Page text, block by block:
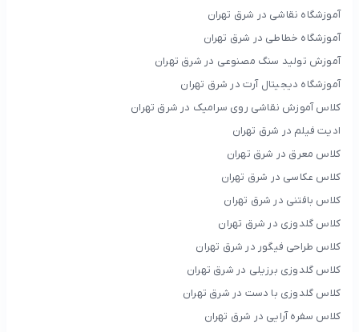
آموزشگاه نقاشی در شرق تهران
آموزشگاه خطاطی در شرق تهران
آموزش تولید سنگ مصنوعی در شرق تهران
آموزشگاه دیجیتال آرت در شرق تهران
کلاس آموزش نقاشی روی سرامیک در شرق تهران
ادیت فیلم در شرق تهران
کلاس معرق در شرق تهران
کلاس عکاسی در شرق تهران
کلاس بافتنی در شرق تهران
کلاس گلدوزی در شرق تهران
کلاس طراحی فیگور در شرق تهران
کلاس گلدوزی برزیلی در شرق تهران
کلاس گلدوزی با دست در شرق تهران
کلاس سفره آرایی در شرق تهران